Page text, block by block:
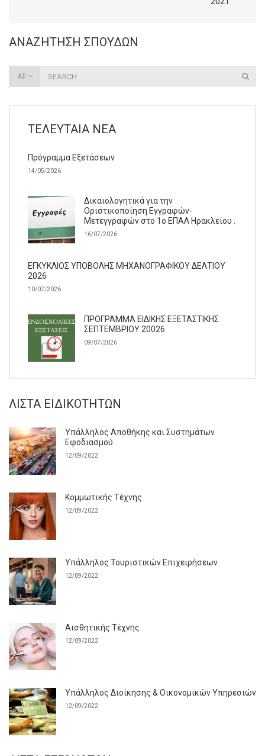
ΑΝΑΖΉΤΗΣΗ ΣΠΟΥΔΏΝ
All
ΤΕΛΕΥΤΑΊΑ ΝΈΑ
Πρόγραμμα Εξετάσεων
14/05/2026
Δικαιολογητικά για την
Οριστικοποίηση Εγγραφών-
Μετεγγραφών στο 1ο ΕΠΑΛ Ηρακλείου .
16/07/2026
ΕΓΚΥΚΛΙΟΣ ΥΠΟΒΟΛΗΣ ΜΗΧΑΝΟΓΡΑΦΙΚΟΥ ΔΕΛΤΙΟΥ
2026
10/07/2026
ΠΡΟΓΡΑΜΜΑ ΕΙΔΙΚΗΣ ΕΞΕΤΑΣΤΙΚΗΣ
ΣΕΠΤΕΜΒΡΙΟΥ 20026
09/07/2026
ΛΊΣΤΑ ΕΙΔΙΚΟΤΉΤΩΝ
Υπάλληλος Αποθήκης και Συστημάτων
Εφοδιασμού
12/09/2022
Κομμωτικής Τέχνης
12/09/2022
Υπάλληλος Τουριστικών Επιχειρήσεων
12/09/2022
Αισθητικής Τέχνης
12/09/2022
Υπάλληλος Διοίκησης & Οικονομικών Υπηρεσιών
12/09/2022